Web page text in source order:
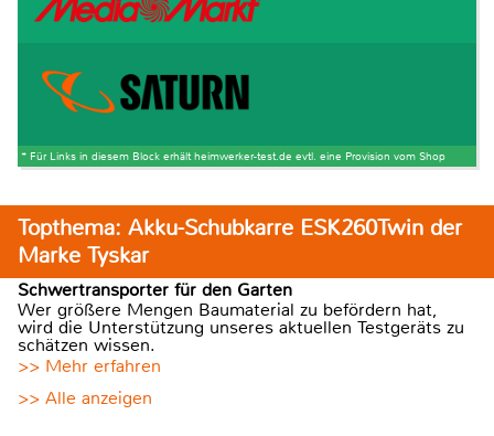
* Für Links in diesem Block erhält heimwerker-test.de evtl. eine Provision vom Shop
Topthema: Akku-Schubkarre ESK260Twin der
Marke Tyskar
Schwertransporter für den Garten
Wer größere Mengen Baumaterial zu befördern hat,
wird die Unterstützung unseres aktuellen Testgeräts zu
schätzen wissen.
>> Mehr erfahren
>> Alle anzeigen